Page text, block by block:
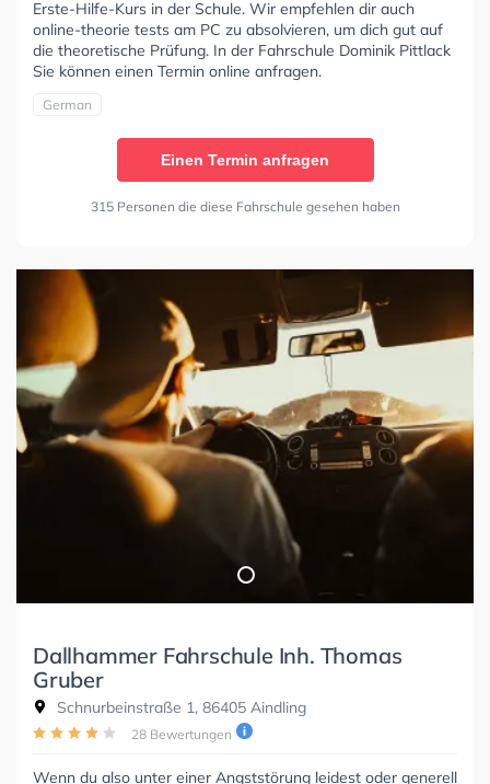
Erste-Hilfe-Kurs in der Schule. Wir empfehlen dir auch
online-theorie tests am PC zu absolvieren, um dich gut auf
die theoretische Prüfung. In der Fahrschule Dominik Pittlack
Sie können einen Termin online anfragen.
German
Einen Termin anfragen
315 Personen die diese Fahrschule gesehen haben
Dallhammer Fahrschule Inh. Thomas
Gruber
Schnurbeinstraße 1, 86405 Aindling
28 Bewertungen
Wenn du also unter einer Angststörung leidest oder generell